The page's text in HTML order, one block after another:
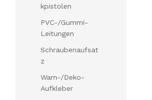
kpistolen
PVC-/Gummi-
Leitungen
Schraubenaufsat
z
Warn-/Deko-
Aufkleber